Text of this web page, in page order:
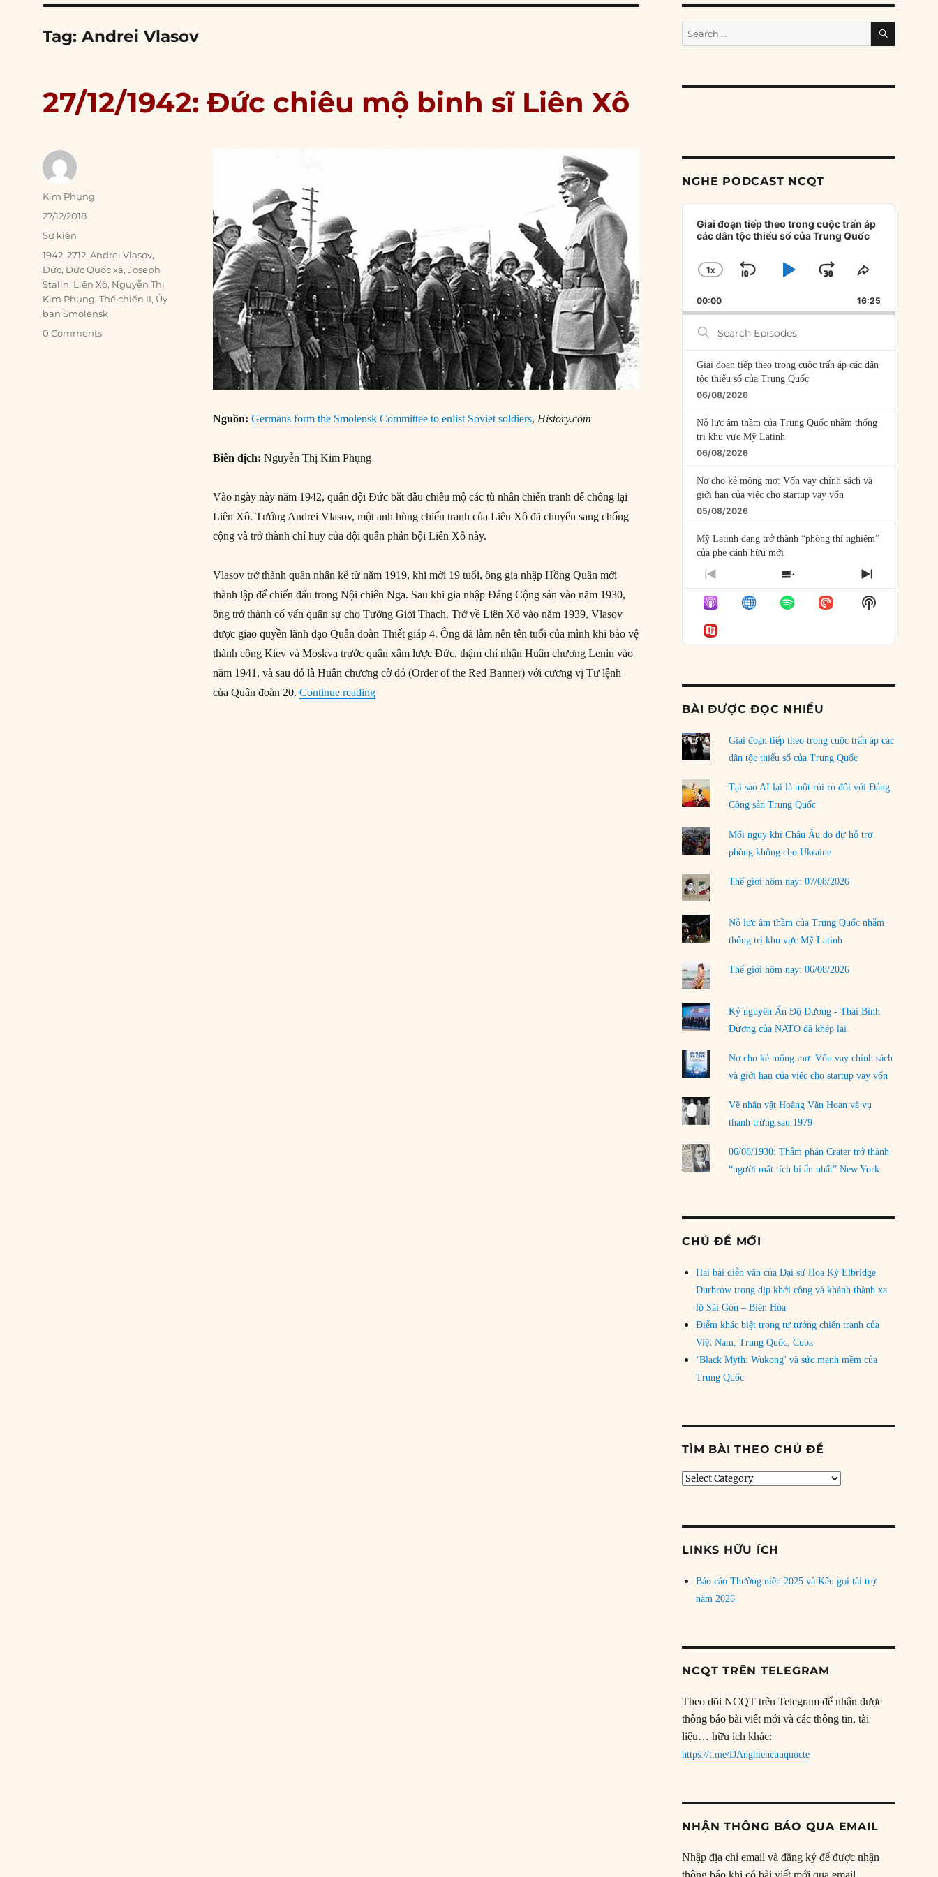
Tag:Andrei Vlasov
27/12/1942: Đức chiêu mộ binh sĩ Liên Xô
Nguồn: Germans form the Smolensk Committee to enlist Soviet soldiers, History.com
Biên dịch: Nguyễn Thị Kim Phụng
Vào ngày này năm 1942, quân đội Đức bắt đầu chiêu mộ các tù nhân chiến tranh để chống lại
Liên Xô. Tướng Andrei Vlasov, một anh hùng chiến tranh của Liên Xô đã chuyển sang chống
cộng và trở thành chỉ huy của đội quân phản bội Liên Xô này.
Vlasov trở thành quân nhân kể từ năm 1919, khi mới 19 tuổi, ông gia nhập Hồng Quân mới
thành lập để chiến đấu trong Nội chiến Nga. Sau khi gia nhập Đảng Cộng sản vào năm 1930,
ông trở thành cố vấn quân sự cho Tưởng Giới Thạch. Trở về Liên Xô vào năm 1939, Vlasov
được giao quyền lãnh đạo Quân đoàn Thiết giáp 4. Ông đã làm nên tên tuổi của mình khi bảo vệ
thành công Kiev và Moskva trước quân xâm lược Đức, thậm chí nhận Huân chương Lenin vào
năm 1941, và sau đó là Huân chương cờ đỏ (Order of the Red Banner) với cương vị Tư lệnh
của Quân đoàn 20.Continue reading“27/12/1942: Đức chiêu mộ binh sĩ Liên Xô”
Author
Kim Phụng
Posted
27/12/2018
Categories
Sự kiện
Tags
1942,2712,Andrei Vlasov,
Đức,Đức Quốc xã,Joseph
Stalin, Liên Xô, Nguyễn Thị
Kim Phụng,Thế chiến II, Ủy
ban Smolensk
0 Comments
Search
for:
SEARCH
NGHE PODCAST NCQT
Audio
Player
Giai đoạn tiếp theo trong cuộc trấn áp
các dân tộc thiểu số của Trung Quốc
CHANGE
RATE
1X
SKIP
BACKWARD
PLAYJUMP
FORWARD
SHARE
EPISODE
00:00 16:25
Search
Episodes
Giai đoạn tiếp theo trong cuộc trấn áp các dân
tộc thiểu số của Trung Quốc
06/08/2026
Nỗ lực âm thầm của Trung Quốc nhằm thống
trị khu vực Mỹ Latinh
06/08/2026
Nợ cho kẻ mộng mơ: Vốn vay chính sách và
giới hạn của việc cho startup vay vốn
05/08/2026
Mỹ Latinh đang trở thành “phòng thí nghiệm”
của phe cánh hữu mới
04/08/2026
Tại sao Trung Quốc phủ nhận cuộc gặp với
Ngoại trưởng Nhật Bản?
04/08/2026
03/08/2026
Đặt cược vào thất bại: Các quỹ đầu tư mạo
rủi ro
02/08/2026
Làm thế nào để kết thúc Chiến tranh Iran?
01/08/2026
Chiến lược kế tiếp của Bắc Kinh ở Biển Đông
31/07/2026
Trật tự thế giới mới: Các nước nhỏ sẽ luôn
phải chịu đựng?
30/07/2026
LOAD MORE
PREVIOUS
EPISODE
SHOW
EPISODES
LIST
NEXT
EPISODE
Show
Podcast
BÀI ĐƯỢC ĐỌC NHIỀU
Giai đoạn tiếp theo trong cuộc trấn áp các
dân tộc thiểu số của Trung Quốc
Tại sao AI lại là một rủi ro đối với Đảng
Cộng sản Trung Quốc
Mối nguy khi Châu Âu do dự hỗ trợ
phòng không cho Ukraine
Thế giới hôm nay: 07/08/2026
Nỗ lực âm thầm của Trung Quốc nhằm
thống trị khu vực Mỹ Latinh
Thế giới hôm nay: 06/08/2026
Kỷ nguyên Ấn Độ Dương - Thái Bình
Dương của NATO đã khép lại
Nợ cho kẻ mộng mơ: Vốn vay chính sách
và giới hạn của việc cho startup vay vốn
Về nhân vật Hoàng Văn Hoan và vụ
thanh trừng sau 1979
06/08/1930: Thẩm phán Crater trở thành
“người mất tích bí ẩn nhất” New York
CHỦ ĐỀ MỚI
Hai bài diễn văn của Đại sứ Hoa Kỳ Elbridge
Durbrow trong dịp khởi công và khánh thành xa
lộ Sài Gòn – Biên Hòa
Điểm khác biệt trong tư tưởng chiến tranh của
Việt Nam, Trung Quốc, Cuba
‘Black Myth: Wukong’ và sức mạnh mềm của
Trung Quốc
TÌM BÀI THEO CHỦ ĐỀ
Tìm
LINKS HỮU ÍCH
Báo cáo Thường niên 2025 và Kêu gọi tài trợ
năm 2026
NCQT TRÊN TELEGRAM
Theo dõi NCQT trên Telegram để nhận được
thông báo bài viết mới và các thông tin, tài
liệu… hữu ích khác:
https://t.me/DAnghiencuuquocte
NHẬN THÔNG BÁO QUA EMAIL
Nhập địa chỉ email và đăng ký để được nhận